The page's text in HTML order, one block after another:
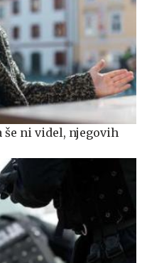
ni videl, njegovih